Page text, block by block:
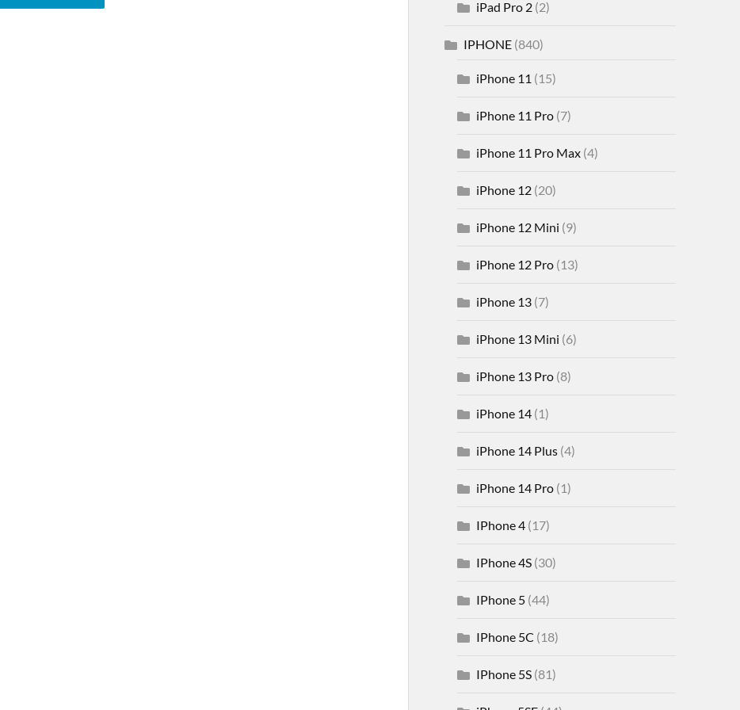
iPad Pro 2(2)
IPHONE(840)
iPhone 11 (15)
iPhone 11 Pro(7)
iPhone 11 Pro Max(4)
iPhone 12(20)
iPhone 12 Mini (9)
iPhone 12 Pro(13)
iPhone 13(7)
iPhone 13 Mini (6)
iPhone 13 Pro(8)
iPhone 14(1)
iPhone 14 Plus(4)
iPhone 14 Pro(1)
IPhone 4(17)
IPhone 4S(30)
IPhone 5(44)
IPhone 5C (18)
IPhone 5S(81)